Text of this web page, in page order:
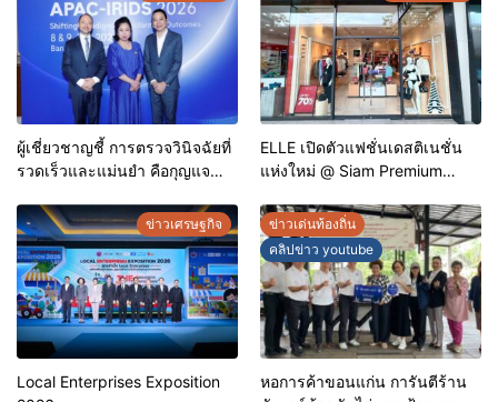
ผู้เชี่ยวชาญชี้ การตรวจวินิจฉัยที่
รวดเร็วและแม่นยำ คือกุญแจ
ประเทศไทย
ELLE เปิดตัวแฟชั่นเดสติเนชั่น
แห่งใหม่ @ Siam Premium
ดีลพิเศษลดสูงสุด 70%
ข่าวเศรษฐกิจ
Local Enterprises Exposition
ข่าวเด่นท้องถิ่น
คลิปข่าว youtube
หอการค้าขอนแก่น การันตีร้าน